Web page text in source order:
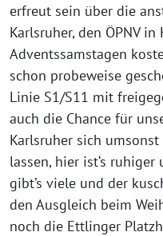
erfreut sein über die
Karlsruher, den ÖPNV
Adventssamstagen
schon probeweise
Linie S1/S11 mit
auch die Chance für
Karlsruher sich
lassen, hier ist‘s
gibt’s viele und der
den Ausgleich beim
noch die Ettlinger